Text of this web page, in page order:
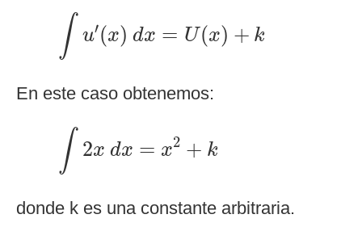
∫ u′(x) dx = U(x) + k
En este caso obtenemos:
∫ 2x dx = x2 + k
donde k es una constante arbitraria.